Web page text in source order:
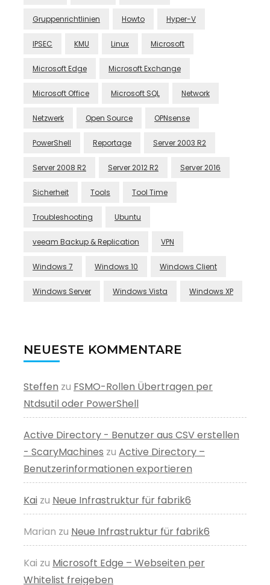
Gruppenrichtlinien Howto Hyper-V
IPSEC KMU Linux Microsoft
Microsoft Edge Microsoft Exchange
Microsoft Office Microsoft SQL Network
Netzwerk Open Source OPNsense
PowerShell Reportage Server 2003 R2
Server 2008 R2 Server 2012 R2 Server 2016
Sicherheit Tools Tool Time
Troubleshooting Ubuntu
veeam Backup & Replication VPN
Windows 7 Windows 10 Windows Client
Windows Server Windows Vista Windows XP
NEUESTE KOMMENTARE
Steffen zu FSMO-Rollen Übertragen per
Ntdsutil oder PowerShell
Active Directory - Benutzer aus CSV erstellen
- ScaryMachines zu Active Directory –
Benutzerinformationen exportieren
Kai zu Neue Infrastruktur für fabrik6
Marian zu Neue Infrastruktur für fabrik6
Kai zu Microsoft Edge – Webseiten per
Whitelist freigeben